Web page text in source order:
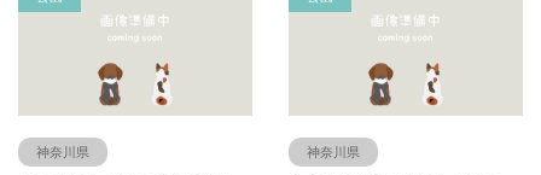
神奈川県 神奈川県